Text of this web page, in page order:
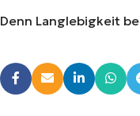
Denn Langlebigkeit